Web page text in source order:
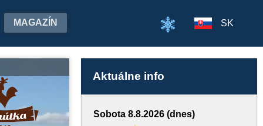
MAGAZÍN SK
Aktuálne info
Sobota 8.8.2026 (dnes)